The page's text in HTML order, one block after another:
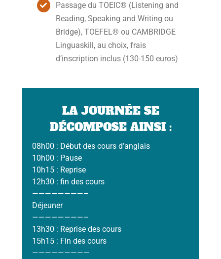
Passage du TOEIC® (Listening and
Reading, Speaking and Writing ou
Bridge), TOEFEL® ou CAMBRIDGE
Linguaskill, au choix, frais
d’inscription inclus (130-150 euros)
LA JOURNÉE SE
DÉCOMPOSE AINSI :
08h00 : Début des cours d’anglais
10h00 : Pause
10h15 : Reprise
12h30 : fin des cours
————————–
Déjeuner
————————–
13h30 : Reprise des cours
15h15 : Fin des cours
—————————